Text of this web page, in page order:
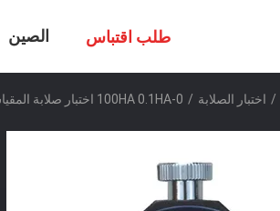
الصين طلب اقتباس
/ اختبار الصلابة / 0-100HA 0.1HA اختبار صلابة المقياس الرقمي للشاطئ SI-200 Series CE المعتمد